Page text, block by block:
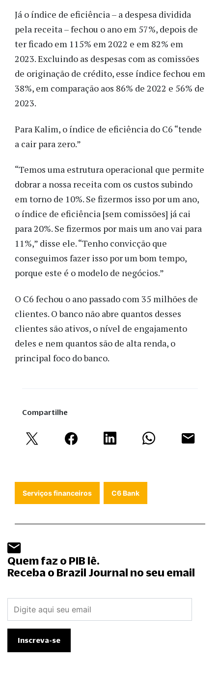
Já o índice de eficiência – a despesa dividida
pela receita – fechou o ano em 57%, depois de
ter ficado em 115% em 2022 e em 82% em
2023. Excluindo as despesas com as comissões
de originação de crédito, esse índice fechou em
38%, em comparação aos 86% de 2022 e 56% de
2023.
Para Kalim, o índice de eficiência do C6 “tende
a cair para zero.”
“Temos uma estrutura operacional que permite
dobrar a nossa receita com os custos subindo
em torno de 10%. Se fizermos isso por um ano,
o índice de eficiência [sem comissões] já cai
para 20%. Se fizermos por mais um ano vai para
11%,” disse ele. “Tenho convicção que
conseguimos fazer isso por um bom tempo,
porque este é o modelo de negócios.”
O C6 fechou o ano passado com 35 milhões de
clientes. O banco não abre quantos desses
clientes são ativos, o nível de engajamento
deles e nem quantos são de alta renda, o
principal foco do banco.
Compartilhe
Serviços financeiros C6 Bank
Quem faz o PIB lê.
Receba o Brazil Journal no seu email